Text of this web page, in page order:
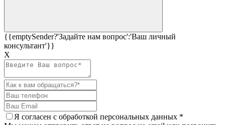
{{emptySender?'Задайте нам вопрос':'Ваш личный
консультант'}}
Х
Я согласен c обработкой персональных данных *